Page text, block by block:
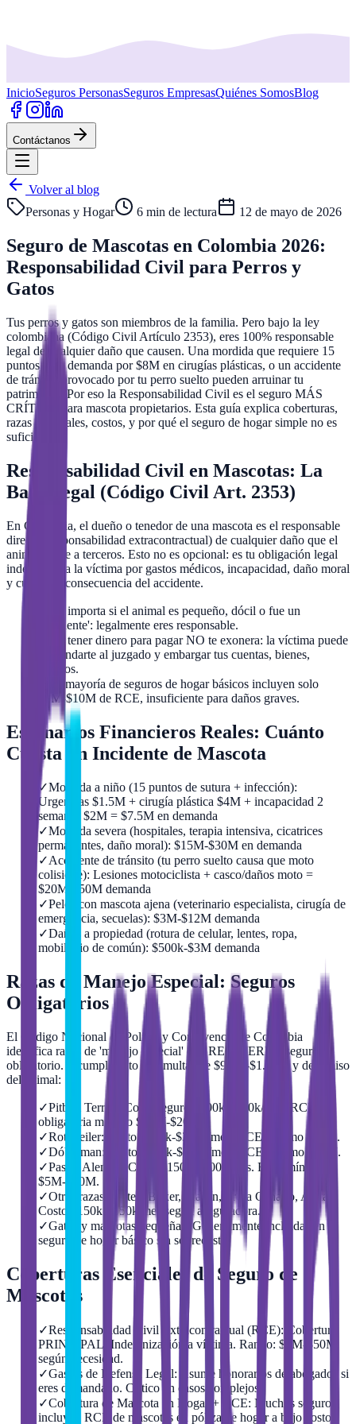
InicioSeguros PersonasSeguros EmpresasQuiénes SomosBlog
Contáctanos
Volver al blog
Personas y Hogar
6 min de lectura 12 de mayo de 2026
Seguro de Mascotas en Colombia 2026:
Responsabilidad Civil para Perros y
Gatos
Tus perros y gatos son miembros de la familia. Pero bajo la ley
colombiana (Código Civil Artículo 2353), eres 100% responsable
legal de cualquier daño que causen. Una mordida que requiere 15
puntos, una demanda por $8M en cirugías plásticas, o un accidente
de tránsito provocado por tu perro suelto pueden arruinar tu
patrimonio. Por eso la Responsabilidad Civil es el seguro MÁS
CRÍTICO para mascota propietarios. Esta guía explica coberturas,
razas especiales, costos, y por qué el seguro de hogar simple no es
suficiente.
Responsabilidad Civil en Mascotas: La
Base Legal (Código Civil Art. 2353)
En Colombia, el dueño o tenedor de una mascota es el responsable
directo (responsabilidad extracontractual) de cualquier daño que el
animal cause a terceros. Esto no es opcional: es tu obligación legal
indemnizar a la víctima por gastos médicos, incapacidad, daño moral
y cualquier consecuencia del accidente.
No importa si el animal es pequeño, dócil o fue un
'accidente': legalmente eres responsable.
No tener dinero para pagar NO te exonera: la víctima puede
demandarte al juzgado y embargar tus cuentas, bienes,
sueldos.
La mayoría de seguros de hogar básicos incluyen solo
$5M-$10M de RCE, insuficiente para daños graves.
Escenarios Financieros Reales: Cuánto
Cuesta un Incidente de Mascota
✓Mordida a niño (15 puntos de sutura + infección):
Urgencias $1.5M + cirugía plástica $4M + incapacidad 2
semanas $2M = $7.5M en demanda
✓Mordida severa (hospitales, terapia intensiva, cicatrices
permanentes, daño moral): $15M-$30M en demanda
✓Accidente de tránsito (tu perro suelto causa que moto
colisione): Lesiones motociclista + casco/daños moto =
$20M-$50M demanda
✓Pelea con mascota ajena (veterinario especialista, cirugía de
emergencia, secuelas): $3M-$12M demanda
✓Daños a propiedad (rotura de celular, lentes, ropa,
mobiliario de común): $500k-$3M demanda
Razas de Manejo Especial: Seguros
Obligatorios
El Código Nacional de Policía y Convivencia de Colombia
identifica razas de 'manejo especial' que REQUIEREN seguro
obligatorio. Incumplir esto trae multas de $930k-$1.86M y decomiso
del animal:
✓Pitbull Terrier: Costo seguro $200k-$400k/mes. RCE
obligatoria mínimo $10M-$20M.
✓Rottweiler: Costo $180k-$350k/mes. RCE mínimo $10M.
✓Dóberman: Costo $180k-$350k/mes. RCE mínimo $10M.
✓Pastor Alemán: Costo $150k-$300k/mes. RCE mínimo
$5M-$10M.
✓Otras razas fuertes (Boxer, Mastín, Presa Canario, Akita):
Costo $150k-$350k/mes según aseguradora.
✓Gatos y mascotas pequeñas: Generalmente incluidas en
seguro de hogar básico sin sobrecosto.
Coberturas Esenciales de Seguro de
Mascotas
✓Responsabilidad Civil Extracontractual (RCE): Cobertura
PRINCIPAL. Indemnización a víctima. Rango: $5M-$50M
según necesidad.
✓Gastos de Defensa Legal: Asume honorarios de abogados si
eres demandado. Crítico en casos complejos.
✓Cobertura de Mascota en Hogar + RCE: Muchos seguros
incluyen RCE de mascotas en póliza de hogar a bajo costo